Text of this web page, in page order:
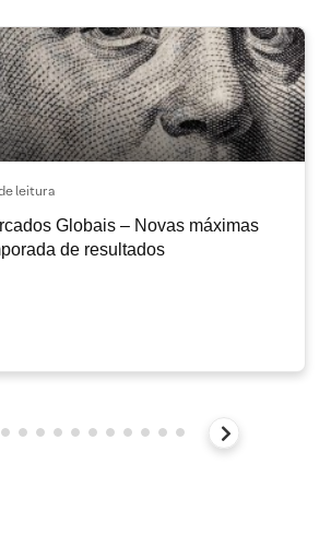
leitura
Globais – Novas máximas
de resultados